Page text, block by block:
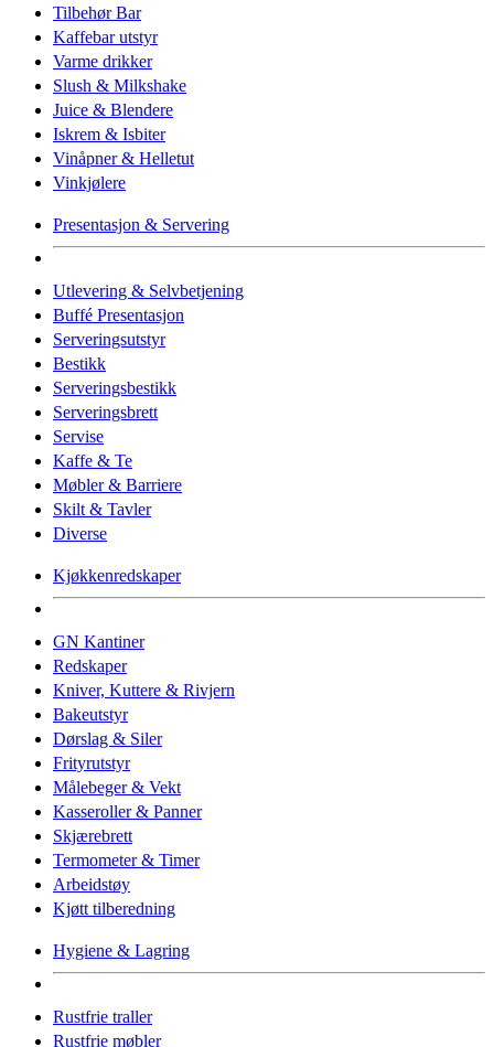
Tilbehør Bar
Kaffebar utstyr
Varme drikker
Slush & Milkshake
Juice & Blendere
Iskrem & Isbiter
Vinåpner & Helletut
Vinkjølere
Presentasjon & Servering
Utlevering & Selvbetjening
Buffé Presentasjon
Serveringsutstyr
Bestikk
Serveringsbestikk
Serveringsbrett
Servise
Kaffe & Te
Møbler & Barriere
Skilt & Tavler
Diverse
Kjøkkenredskaper
GN Kantiner
Redskaper
Kniver, Kuttere & Rivjern
Bakeutstyr
Dørslag & Siler
Frityrutstyr
Målebeger & Vekt
Kasseroller & Panner
Skjærebrett
Termometer & Timer
Arbeidstøy
Kjøtt tilberedning
Hygiene & Lagring
Rustfrie traller
Rustfrie møbler